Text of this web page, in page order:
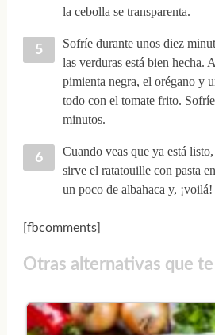
la cebolla se transparenta.
Sofríe durante unos diez
las verduras está bien hecha.
pimienta negra, el orégano y
todo con el tomate frito.
minutos.
Cuando veas que ya está
sirve el ratatouille con pasta
un poco de albahaca y, ¡voilá!
[fbcomments]
Otras alternativas que